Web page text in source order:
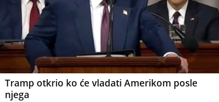
Tramp otkrio ko će vladati Amerikom posle
njega